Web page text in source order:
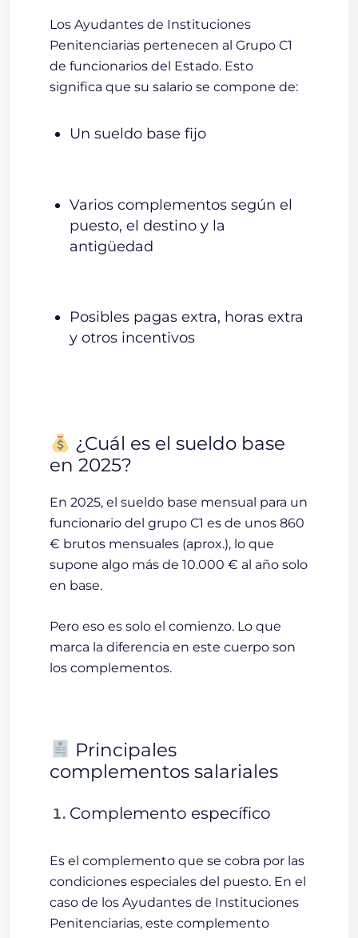
Los Ayudantes de Instituciones
Penitenciarias pertenecen al Grupo C1
de funcionarios del Estado. Esto
significa que su salario se compone de:
Un sueldo base fijo
Varios complementos según el
puesto, el destino y la
antigüedad
Posibles pagas extra, horas extra
y otros incentivos
¿Cuál es el sueldo base
en 2025?
En 2025, el sueldo base mensual para un
funcionario del grupo C1 es de unos 860
€ brutos mensuales (aprox.), lo que
supone algo más de 10.000 € al año solo
en base.
Pero eso es solo el comienzo. Lo que
marca la diferencia en este cuerpo son
los complementos.
Principales
complementos salariales
Complemento específico
Es el complemento que se cobra por las
condiciones especiales del puesto. En el
caso de los Ayudantes de Instituciones
Penitenciarias, este complemento